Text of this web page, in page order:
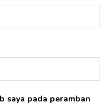
saya pada peramban